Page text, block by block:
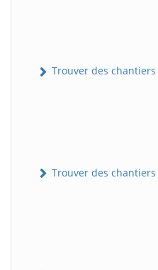
Trouver des
Trouver des